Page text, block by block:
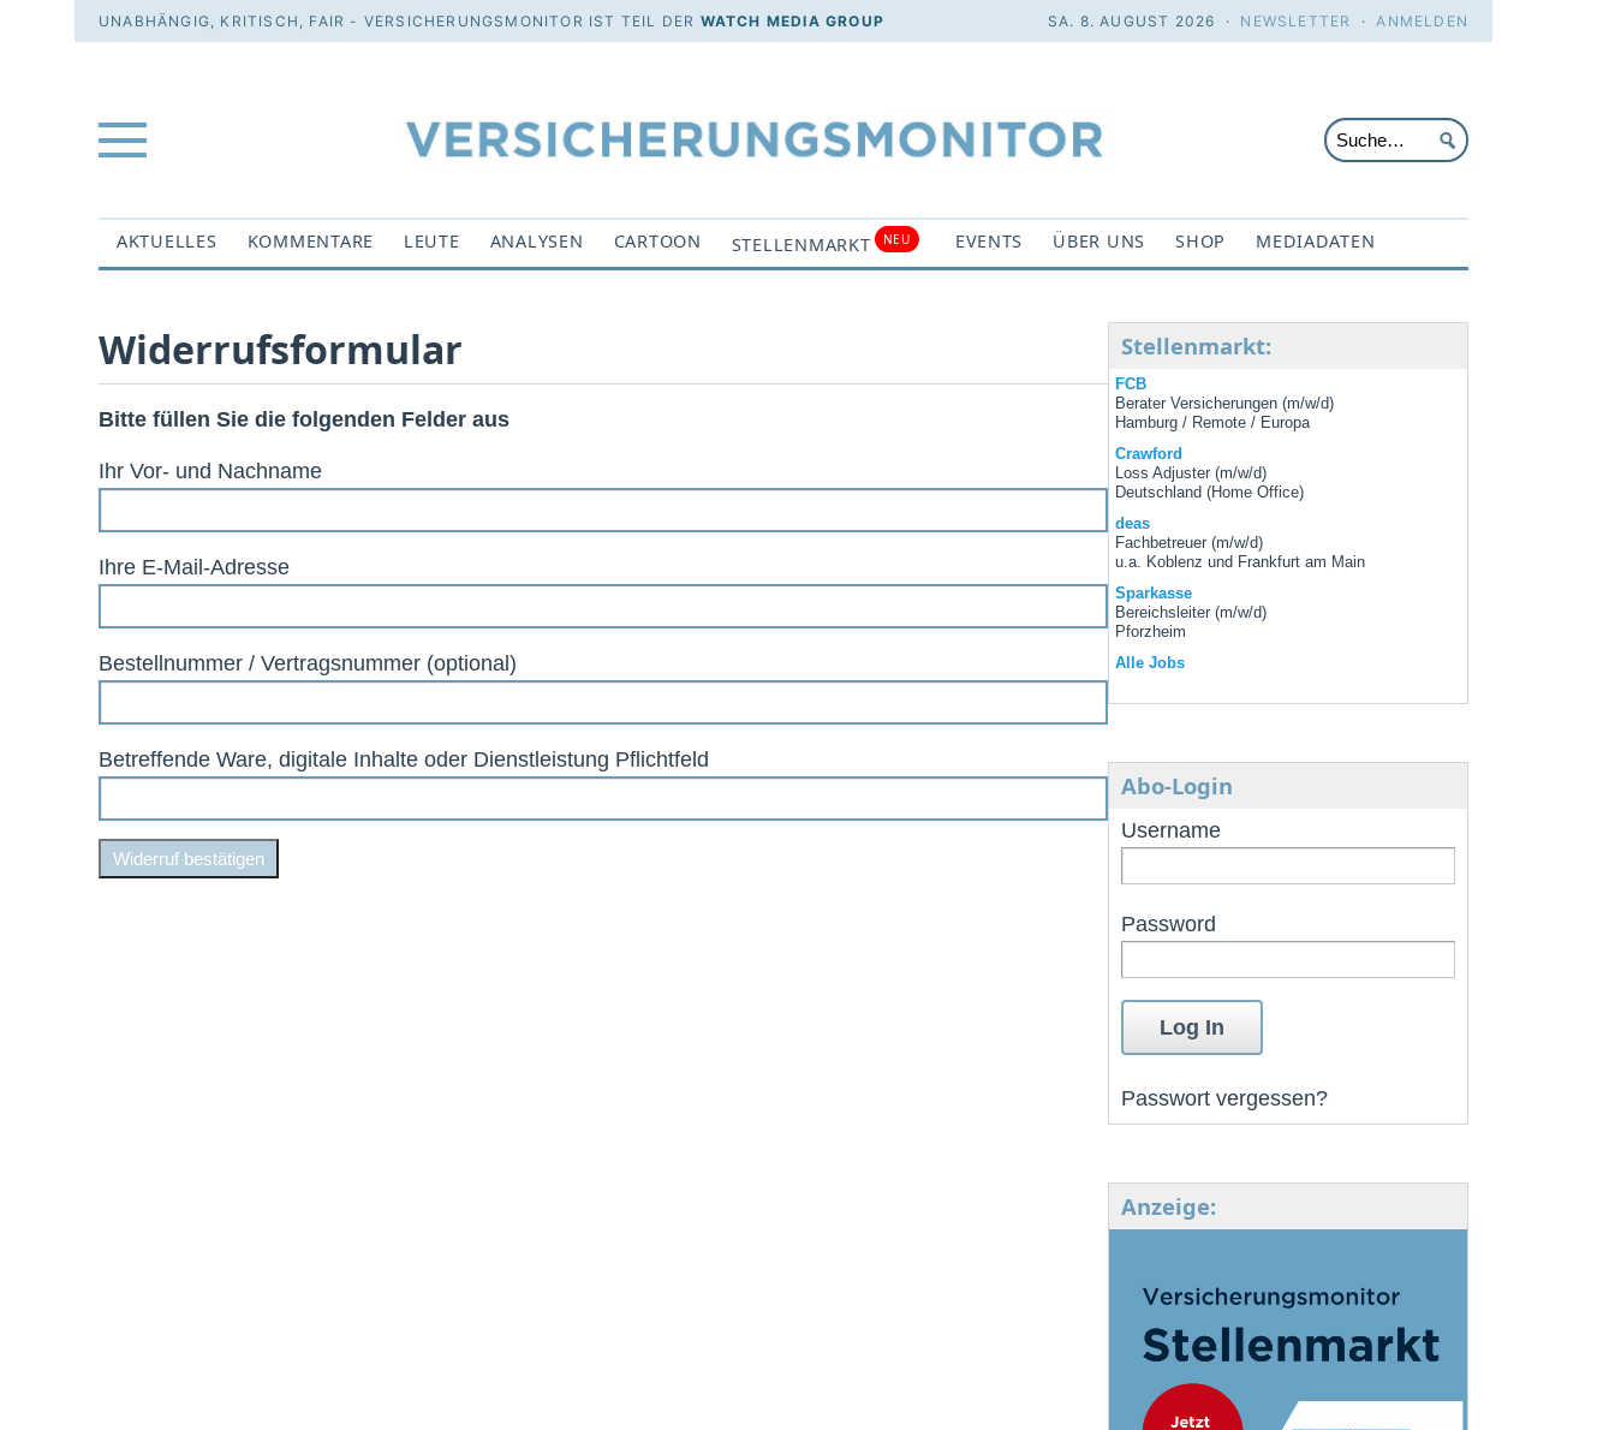
UNABHÄNGIG, KRITISCH, FAIR - VERSICHERUNGSMONITOR IST TEIL DER WATCH MEDIA GROUP SA. 8. AUGUST 2026 · NEWSLETTER ·ANMELDEN
AKTUELLES KOMMENTARE LEUTE ANALYSEN CARTOON STELLENMARKT NEU EVENTS ÜBER UNS SHOP MEDIADATEN
Widerrufsformular
Bitte füllen Sie die folgenden Felder aus
Ihr Vor- und Nachname
Ihre E-Mail-Adresse
Bestellnummer / Vertragsnummer (optional)
Betreffende Ware, digitale Inhalte oder Dienstleistung Pflichtfeld
Stellenmarkt:
FCB
Berater Versicherungen (m/w/d)
Hamburg / Remote / Europa
Crawford
Loss Adjuster (m/w/d)
Deutschland (Home Office)
deas
Fachbetreuer (m/w/d)
u.a. Koblenz und Frankfurt am Main
Sparkasse
Bereichsleiter (m/w/d)
Pforzheim
Alle Jobs
Abo-Login
Username
Password
Passwort vergessen?
Anzeige: